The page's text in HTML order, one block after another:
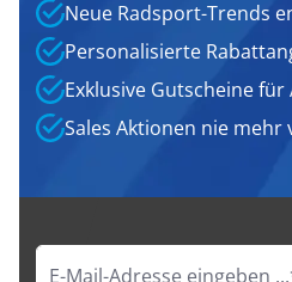
Neue Radsport-Trends
Personalisierte
Exklusive Gutscheine
Sales Aktionen nie mehr